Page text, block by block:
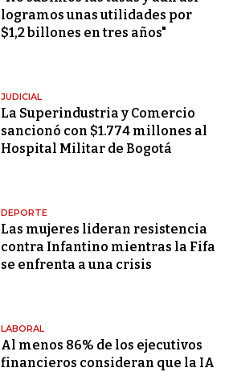
logramos unas utilidades por
$1,2 billones en tres años"
JUDICIAL
La Superindustria y Comercio
sancionó con $1.774 millones al
Hospital Militar de Bogotá
DEPORTE
Las mujeres lideran resistencia
contra Infantino mientras la Fifa
se enfrenta a una crisis
LABORAL
Al menos 86% de los ejecutivos
financieros consideran que la IA